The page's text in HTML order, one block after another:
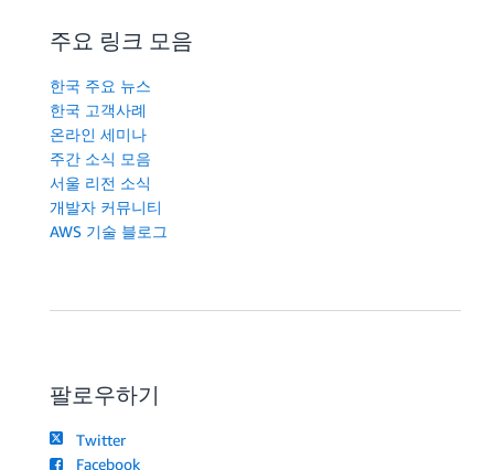
주요 링크 모음
한국 주요 뉴스
한국 고객사례
온라인 세미나
주간 소식 모음
서울 리전 소식
개발자 커뮤니티
AWS 기술 블로그
팔로우하기
Twitter
Facebook